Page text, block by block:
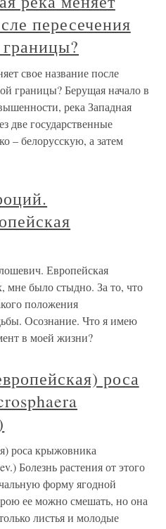
пересечения
границы?
свое название после
границы? Берущая начало в
река Западная
две государственные
– белорусскую, а затем
Европейская
было стыдно. За то, что
положения
Осознание. Что я имею
в моей жизни?
роса
роса крыжовника
Болезнь растения от этого
форму ягодной
ее можно смешать, но она
листья и молодые